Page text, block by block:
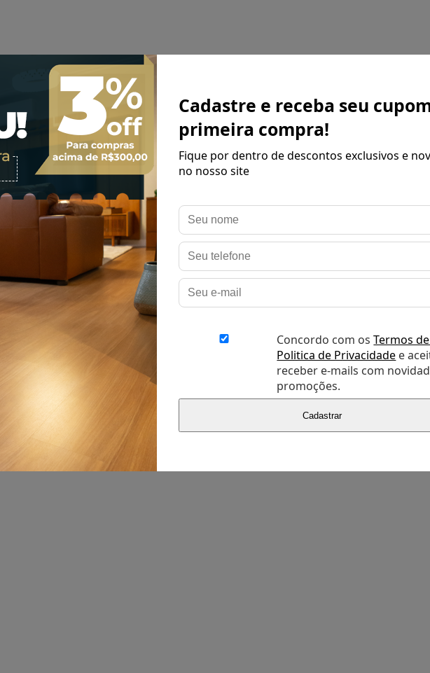
Cadastre e receba seu
primeira compra!
Fique por dentro de descontos exclusivos e
no nosso site
Concordo com osTermos
Politica de Privacidade e
receber e-mails com
promoções.
Cadastrar